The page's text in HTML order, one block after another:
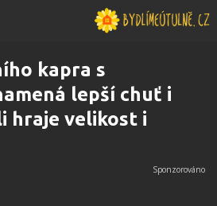
kapra s
lepší chuť i
hraje velikost i